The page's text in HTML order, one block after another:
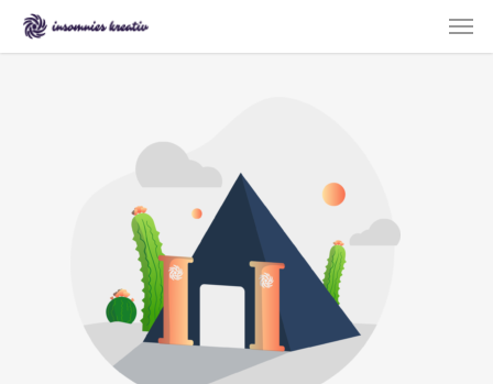
main
content